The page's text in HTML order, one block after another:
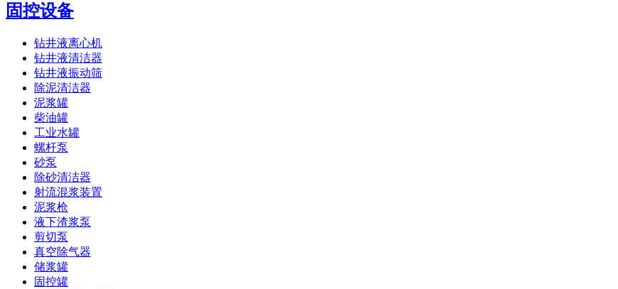
固控设备
钻井液离心机
钻井液清洁器
钻井液振动筛
除泥清洁器
泥浆罐
柴油罐
工业水罐
螺杆泵
砂泵
除砂清洁器
射流混浆装置
泥浆枪
液下渣浆泵
剪切泵
真空除气器
储浆罐
固控罐